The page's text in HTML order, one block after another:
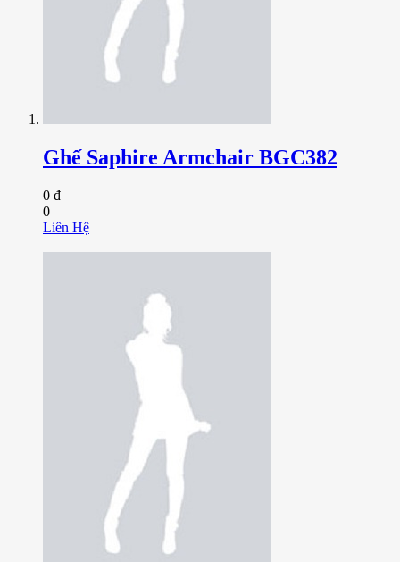
Ghế Saphire Armchair BGC382
0 đ
0
Liên Hệ